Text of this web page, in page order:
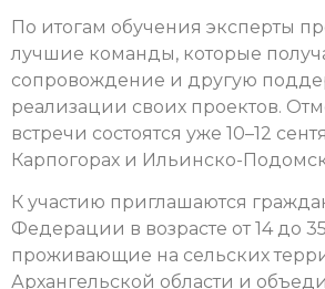
По итогам обучения эксперты
лучшие команды, которые
сопровождение и другую
реализации своих проектов.
встречи состоятся уже 10–12
Карпогорах и Ильинско-
К участию приглашаются
Федерации в возрасте от 14 до
проживающие на сельских
Архангельской области и